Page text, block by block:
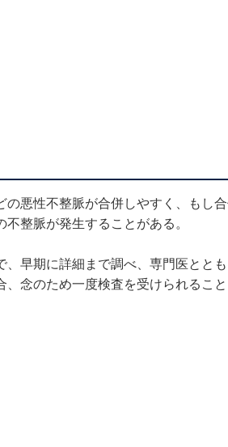
悪性不整脈が合併しやすく、もし
整脈が発生することがある。
早期に詳細まで調べ、専門医とと
念のため一度検査を受けられるこ